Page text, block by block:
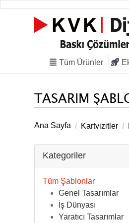
Tüm
Ürünler
Tüm Ürünler
TASARIM
Ana Sayfa Kartvizitler
Kategoriler
Tüm Şablonlar
Genel Tasarımlar
İş Dünyası
Yaratıcı Tasarımlar